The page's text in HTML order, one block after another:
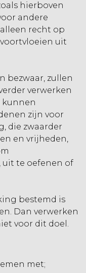
hierboven
andere
recht op
uit
bezwaar, zullen
verwerken
kunnen
zijn voor
die zwaarder
en vrijheden,
uit te oefenen of
bestemd is
Dan verwerken
voor dit doel.
met;